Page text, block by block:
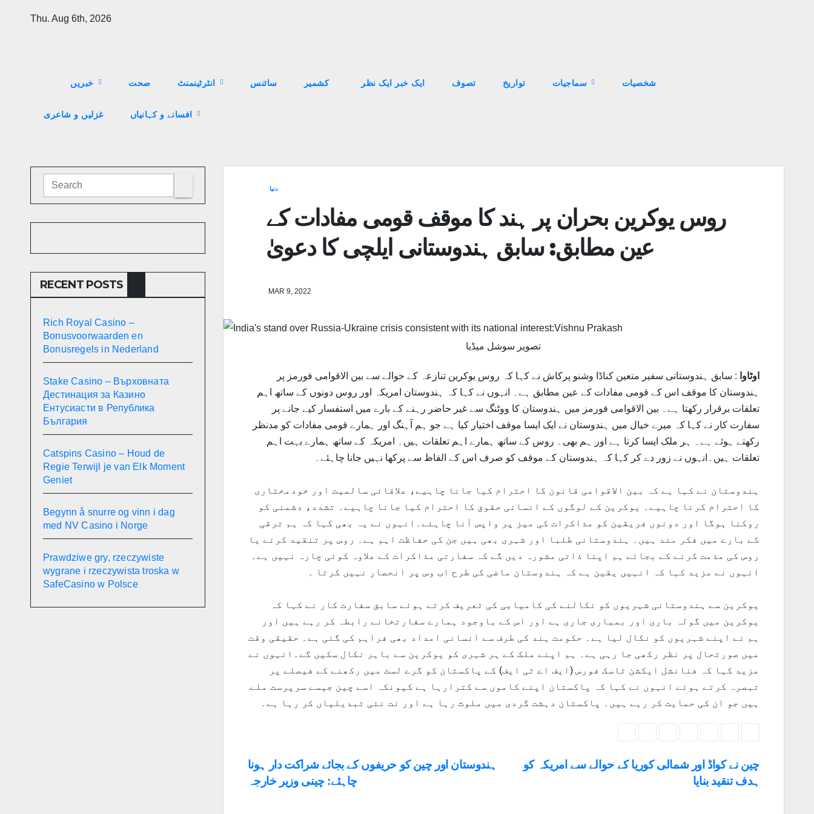
Thu. Aug 6th, 2026
صحت سائنس کشمیر ایک خبر ایک نظر تصوف تواریخ
غزلیں و شاعری
RECENT POSTS
Rich Royal Casino –
Bonusvoorwaarden en
Bonusregels in Nederland
Stake Casino – Върховната
Дестинация за Казино
Ентусиасти в Република
България
Catspins Casino – Houd de
Regie Terwijl je van Elk Moment
Geniet
Begynn å snurre og vinn i dag
med NV Casino i Norge
Prawdziwe gry, rzeczywiste
wygrane i rzeczywista troska w
SafeCasino w Polsce
دنیا
روس یوکرین بحران پر ہند کا موقف قومی مفادات کے
عین مطابق: سابق ہندوستانی ایلچی کا دعویٰ
MAR 9, 2022
تصویر سوشل میڈیا
اوٹاوا : سابق ہندوستانی سفیر متعین کناڈا وشنو پرکاش نے کہا کہ روس یوکرین تنازعہ کے حوالے سے بین الاقوامی فورمز پر
ہندوستان کا موقف اس کے قومی مفادات کے عین مطابق ہے۔ انہوں نے کہا کہ ہندوستان امریکہ اور روس دونوں کے ساتھ اہم
تعلقات برقرار رکھتا ہے۔ بین الاقوامی فورمز میں ہندوستان کا ووٹنگ سے غیر حاضر رہنے کے بارے میں استفسار کیے جانے پر
سفارت کار نے کہا کہ میرے خیال میں ہندوستان نے ایک ایسا موقف اختیار کیا ہے جو ہم آہنگ اور ہمارے قومی مفادات کو مدنظر
رکھتے ہوئے ہے۔ ہر ملک ایسا کرتا ہے اور ہم بھی۔ روس کے ساتھ ہمارے اہم تعلقات ہیں۔ امریکہ کے ساتھ ہمارے بہت اہم
تعلقات ہیں۔انہوں نے زور دے کر کہا کہ ہندوستان کے موقف کو صرف اس کے الفاظ سے پرکھا نہیں جانا چاہئے۔
ہندوستان نے کہا ہے کہ بین الاقوامی قانون کا احترام کیا جانا چاہیے، علاقائی سالمیت اور خودمختاری
کا احترام کرنا چاہیے۔ یوکرین کے لوگوں کے انسانی حقوق کا احترام کیا جانا چاہیے۔ تشدد، دشمنی کو
روکنا ہوگا اور دونوں فریقین کو مذاکرات کی میز پر واپس آنا چاہئے۔انہوں نے یہ بھی کہا کہ ہم ترقی
کے بارے میں فکر مند ہیں۔ ہندوستانی طلبا اور شہری بھی ہیں جن کی حفاظت اہم ہے۔ روس پر تنقید کرنے یا
روس کی مذمت کرنے کے بجائے ہم اپنا ذاتی مشورہ دیں گے کہ سفارتی مذاکرات کے علاوہ کوئی چارہ نہیں ہے۔
انہوں نے مزید کہا کہ انہیں یقین ہے کہ ہندوستان ماضی کی طرح اب وس پر انحصار نہیں کرتا ۔
یوکرین سے ہندوستانی شہریوں کو نکالنے کی کامیابی کی تعریف کرتے ہوئے سابق سفارت کار نے کہا کہ
یوکرین میں گولہ باری اور بمباری جاری ہے اور اس کے باوجود ہمارے سفارتخانے رابطہ کر رہے ہیں اور
ہم نے اپنے شہریوں کو نکال لیا ہے۔ حکومت ہند کی طرف سے انسانی امداد بھی فراہم کی گئی ہے۔ حقیقی وقت
میں صورتحال پر نظر رکھی جا رہی ہے۔ ہم اپنے ملک کے ہر شہری کو یوکرین سے باہر نکال سکیں گے۔انہوں نے
مزید کہا کہ فنانشل ایکشن ٹاسک فورس (ایف اے ٹی ایف) کے پاکستان کو گرے لسٹ میں رکھنے کے فیصلے پر
تبصرہ کرتے ہوئے انہوں نے کہا کہ پاکستان اپنے کاموں سے کترارہا ہے کیونکہ اسے چین جیسے سرپرست ملے
ہیں جو ان کی حمایت کر رہے ہیں۔ پاکستان دہشت گردی میں ملوث رہا ہے اور نت نئی تبدیلیاں کر رہا ہے۔
Post
navigation
چین نے کواڈ اور شمالی کوریا کے حوالے سے امریکہ کو
ہدف تنقید بنایا
ہندوستان اور چین کو حریفوں کے بجائے شراکت دار ہونا
چاہئے: چینی وزیر خارجہ